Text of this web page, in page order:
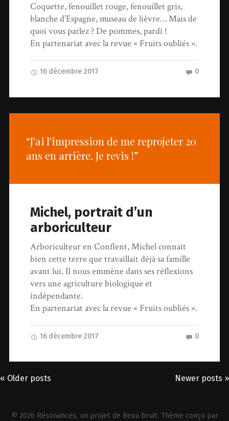
Coquette, fenouillet rouge, fenouillet gris,
blanche d’Espagne, museau de lièvre… Mais de
quoi vous parlez ? De pommes, pardi !
En partenariat avec la revue « Fruits oubliés ».
16 décembre 2017 0
“J'ai l'impression de me reprojeter 20
ans en arrière. Je revis !”
Michel, portrait d’un
arboriculteur
Arboriculteur en Conflent, Michel connaît
bien cette terre que travaillait déjà sa famille
avant lui. Il nous emmène dans ses réflexions
vers une agriculture biologique et
indépendante.
En partenariat avec la revue « Fruits oubliés ».
16 décembre 2017 0
« Older posts Newer posts »
© 2026 Résonances, un projet de Beau bruit. Thème conçu par